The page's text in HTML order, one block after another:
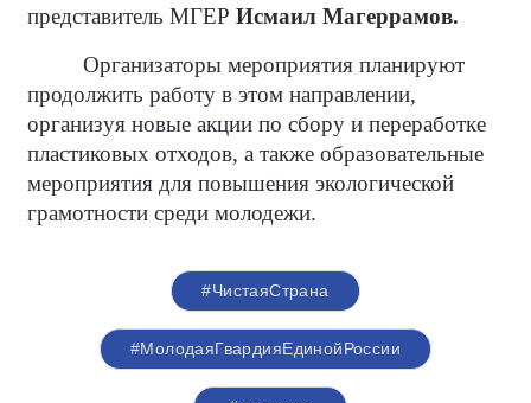
представитель МГЕР Исмаил Магеррамов.
Организаторы мероприятия планируют
продолжить работу в этом направлении,
организуя новые акции по сбору и переработке
пластиковых отходов, а также образовательные
мероприятия для повышения экологической
грамотности среди молодежи.
#ЧистаяСтрана
#МолодаяГвардияЕдинойРоссии